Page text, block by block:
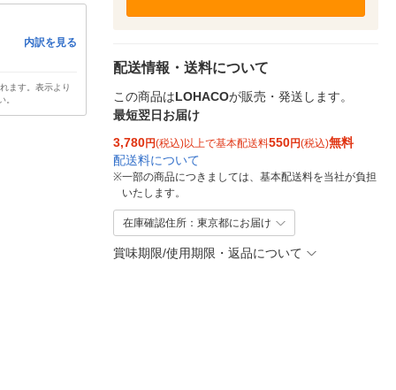
内訳を見る
ます。表示より
。
配送情報・送料について
この商品はLOHACOが販売・発送します。
最短翌日お届け
3,780円(税込)以上で基本配送料550円(税込)無料
配送料について
※一部の商品につきましては、基本配送料を当社が負担
いたします。
在庫確認住所：東京都にお届け
賞味期限/使用期限・返品について